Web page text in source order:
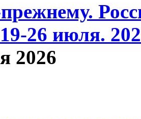
26 июля.
2026